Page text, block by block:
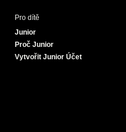
Pro dítě
Junior
Proč Junior
Vytvořit Junior Účet